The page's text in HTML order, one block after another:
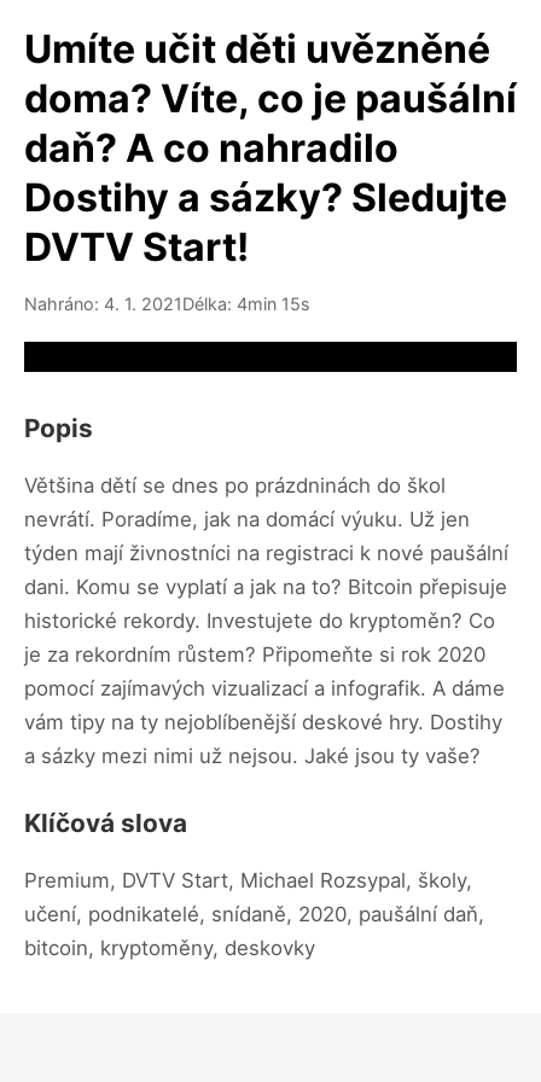
Umíte učit děti uvězněné
doma? Víte, co je paušální
daň? A co nahradilo
Dostihy a sázky? Sledujte
DVTV Start!
Nahráno: 4. 1. 2021Délka: 4min 15s
Popis
Většina dětí se dnes po prázdninách do škol
nevrátí. Poradíme, jak na domácí výuku. Už jen
týden mají živnostníci na registraci k nové paušální
dani. Komu se vyplatí a jak na to? Bitcoin přepisuje
historické rekordy. Investujete do kryptoměn? Co
je za rekordním růstem? Připomeňte si rok 2020
pomocí zajímavých vizualizací a infografik. A dáme
vám tipy na ty nejoblíbenější deskové hry. Dostihy
a sázky mezi nimi už nejsou. Jaké jsou ty vaše?
Klíčová slova
Premium, DVTV Start, Michael Rozsypal, školy,
učení, podnikatelé, snídaně, 2020, paušální daň,
bitcoin, kryptoměny, deskovky